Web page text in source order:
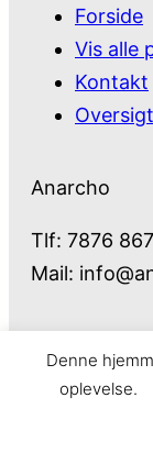
Forside
Vis alle
Kontakt
Anarcho
Tlf: 7876
Mail:
Anarcho –
Cookie- og
Denne
oplevelse.